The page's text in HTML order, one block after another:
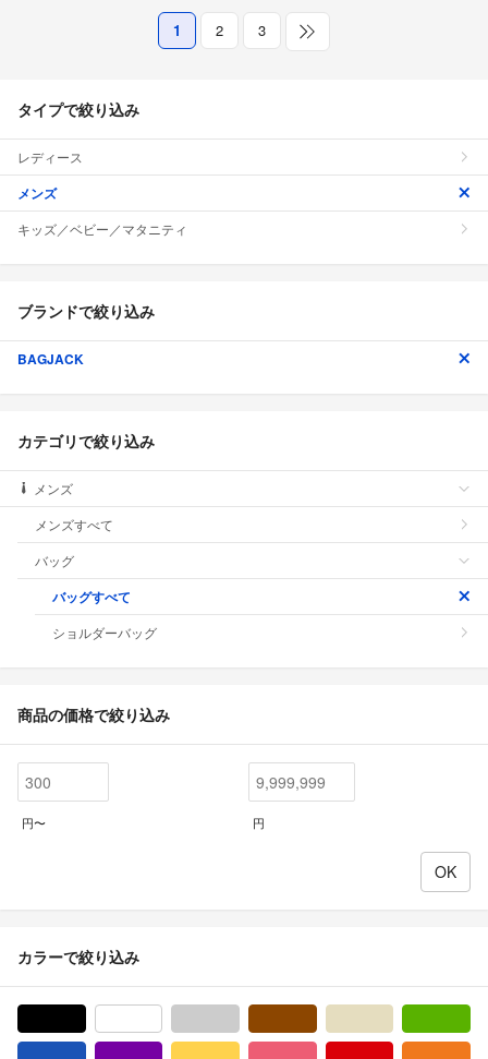
1 2 3
タイプで絞り込み
レディース
メンズ
キッズ／ベビー／マタニティ
ブランドで絞り込み
BAGJACK
カテゴリで絞り込み
メンズ
メンズすべて
バッグ
バッグすべて
ショルダーバッグ
商品の価格で絞り込み
円〜 円
カラーで絞り込み